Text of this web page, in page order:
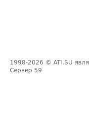
1998-2026 © ATI.SU
Сервер 59